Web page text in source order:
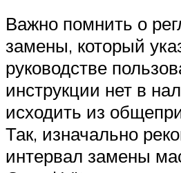
Важно помнить о
замены, который
руководстве
инструкции нет в
исходить из
Так, изначально
интервал замены